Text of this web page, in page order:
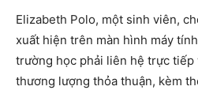
Elizabeth Polo, một sinh viên,
xuất hiện trên màn hình máy
trường học phải liên hệ trực tiếp
thương lượng thỏa thuận, kèm